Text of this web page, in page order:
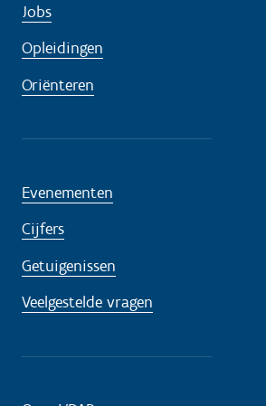
Jobs
Opleidingen
Oriënteren
Evenementen
Cijfers
Getuigenissen
Veelgestelde vragen